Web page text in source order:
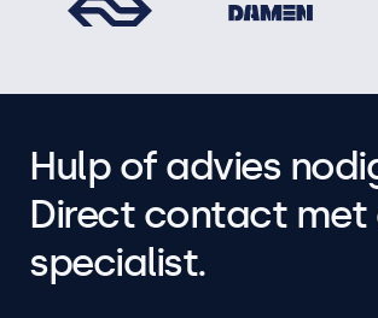
Hulp of advies
Direct contact met
specialist.